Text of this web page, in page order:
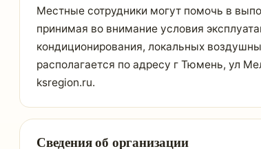
Местные сотрудники могут помочь в
принимая во внимание условия
кондиционирования, локальных
располагается по адресу г Тюмень, ул
ksregion.ru.
Сведения об организации